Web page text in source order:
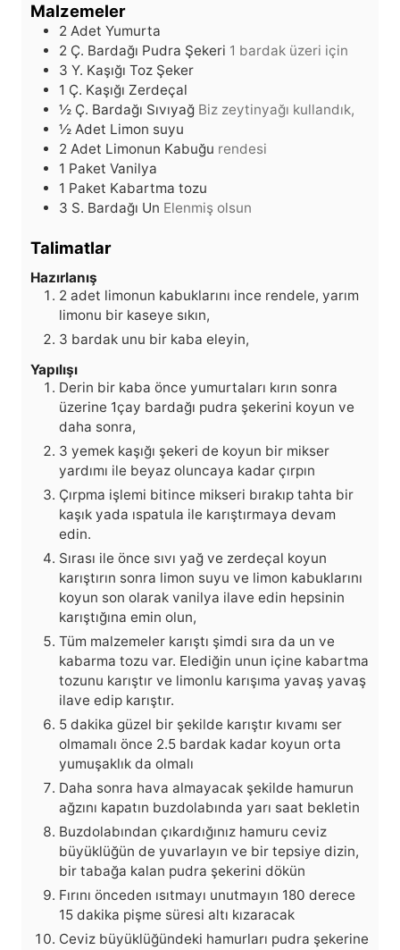
Malzemeler
2 Adet Yumurta
2 Ç. Bardağı Pudra Şekeri 1 bardak üzeri için
3 Y. Kaşığı Toz Şeker
1 Ç. Kaşığı Zerdeçal
½ Ç. Bardağı Sıvıyağ Biz zeytinyağı kullandık,
½ Adet Limon suyu
2 Adet Limonun Kabuğu rendesi
1 Paket Vanilya
1 Paket Kabartma tozu
3 S. Bardağı Un Elenmiş olsun
Talimatlar
Hazırlanış
2 adet limonun kabuklarını ince rendele, yarım
limonu bir kaseye sıkın,
3 bardak unu bir kaba eleyin,
Yapılışı
Derin bir kaba önce yumurtaları kırın sonra
üzerine 1çay bardağı pudra şekerini koyun ve
daha sonra,
3 yemek kaşığı şekeri de koyun bir mikser
yardımı ile beyaz oluncaya kadar çırpın
Çırpma işlemi bitince mikseri bırakıp tahta bir
kaşık yada ıspatula ile karıştırmaya devam
edin.
Sırası ile önce sıvı yağ ve zerdeçal koyun
karıştırın sonra limon suyu ve limon kabuklarını
koyun son olarak vanilya ilave edin hepsinin
karıştığına emin olun,
Tüm malzemeler karıştı şimdi sıra da un ve
kabarma tozu var. Elediğin unun içine kabartma
tozunu karıştır ve limonlu karışıma yavaş yavaş
ilave edip karıştır.
5 dakika güzel bir şekilde karıştır kıvamı ser
olmamalı önce 2.5 bardak kadar koyun orta
yumuşaklık da olmalı
Daha sonra hava almayacak şekilde hamurun
ağzını kapatın buzdolabında yarı saat bekletin
Buzdolabından çıkardığınız hamuru ceviz
büyüklüğün de yuvarlayın ve bir tepsiye dizin,
bir tabağa kalan pudra şekerini dökün
Fırını önceden ısıtmayı unutmayın 180 derece
15 dakika pişme süresi altı kızaracak
Ceviz büyüklüğündeki hamurları pudra şekerine